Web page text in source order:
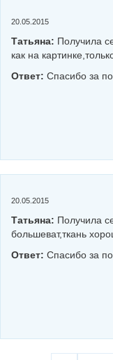
20.05.2015
Татьяна: Получила
как на
Ответ: Спасибо за
20.05.2015
Татьяна: Получила
большеват,ткань
Ответ: Спасибо за